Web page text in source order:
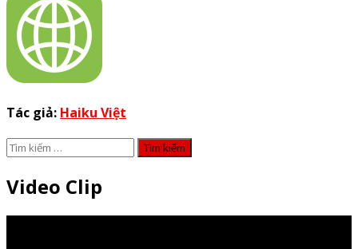
Tác giả: Haiku Việt
Tìm
cho:
Video Clip